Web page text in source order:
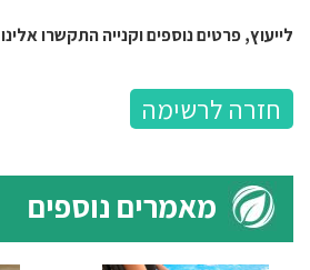
לייעוץ, פרטים נוספים וקנייה התקשרו אלינו
חזרה לרשימה
מאמרים נוספים